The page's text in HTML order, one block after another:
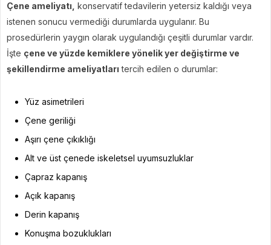
Çene ameliyatı, konservatif tedavilerin yetersiz kaldığı veya
istenen sonucu vermediği durumlarda uygulanır. Bu
prosedürlerin yaygın olarak uygulandığı çeşitli durumlar vardır.
İşte çene ve yüzde kemiklere yönelik yer değiştirme ve
şekillendirme ameliyatları tercih edilen o durumlar:
Yüz asimetrileri
Çene geriliği
Aşırı çene çıkıklığı
Alt ve üst çenede iskeletsel uyumsuzluklar
Çapraz kapanış
Açık kapanış
Derin kapanış
Konuşma bozuklukları